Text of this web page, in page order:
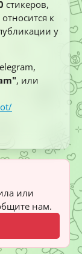
стикеров,
относится к
у
, или
или
нам.